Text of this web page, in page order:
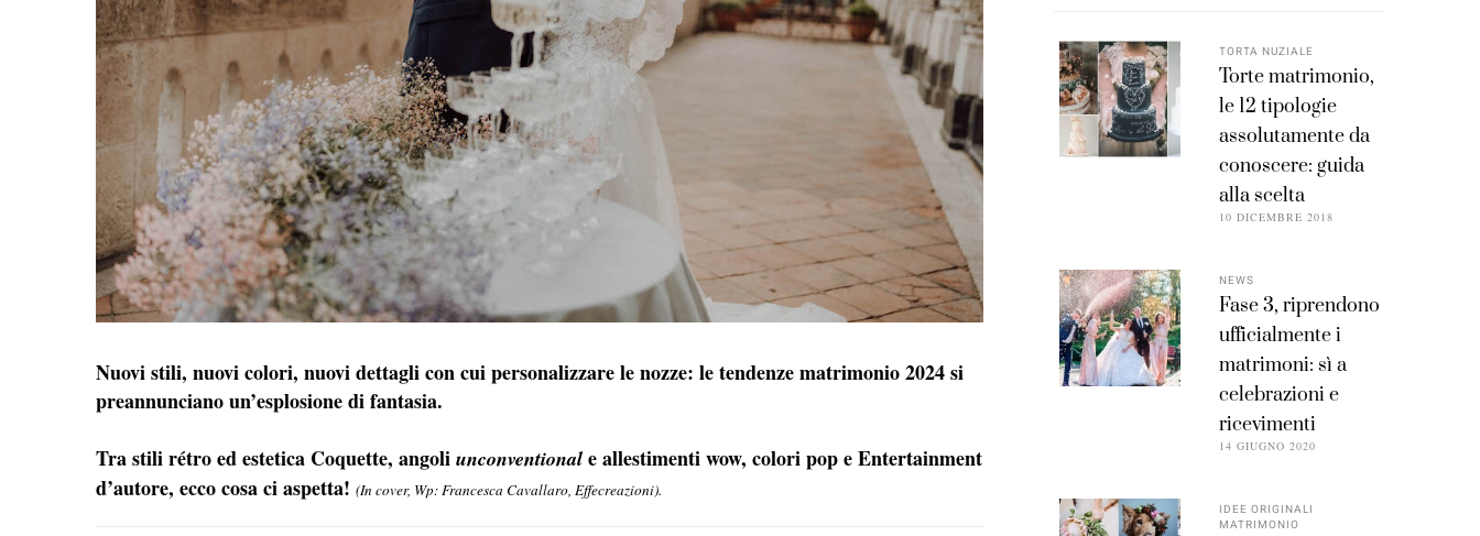
Nuovi stili, nuovi colori, nuovi dettagli con cui personalizzare le nozze: le tendenze matrimonio 2024 si
preannunciano un’esplosione di fantasia.
Tra stili rétro ed estetica Coquette, angoli unconventional e allestimenti wow, colori pop e Entertainment
d’autore, ecco cosa ci aspetta! (In cover, Wp: Francesca Cavallaro, Effecreazioni).
TORTA NUZIALE
Torte matrimonio,
le 12 tipologie
assolutamente da
conoscere: guida
alla scelta
10 DICEMBRE 2018
NEWS
Fase 3, riprendono
ufficialmente i
matrimoni: sì a
celebrazioni e
ricevimenti
14 GIUGNO 2020
IDEE ORIGINALI
MATRIMONIO